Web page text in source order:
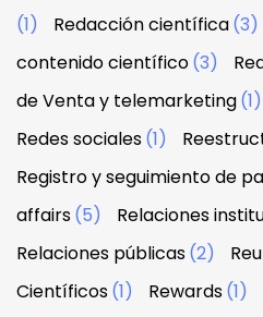
(1)
Redacción científica(3)
contenido científico(3)
de Venta y telemarketing(1)
Redes sociales(1)
Registro y seguimiento de
affairs(5) Relaciones
Relaciones públicas(2)
Científicos(1) Rewards(1)